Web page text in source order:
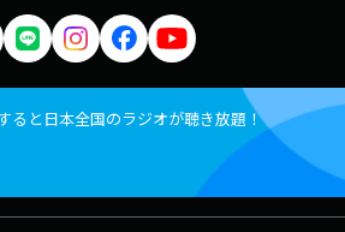
ると日本全国のラジオが聴き放題！